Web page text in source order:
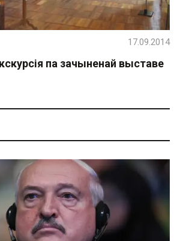
па зачыненай выставе
17.09.2014